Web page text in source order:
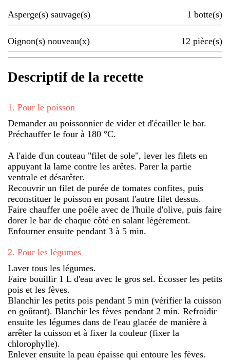
Asperge(s) sauvage(s) 1 botte(s)
Oignon(s) nouveau(x) 12 pièce(s)
Descriptif de la recette
1 . Pour le poisson
Demander au poissonnier de vider et d'écailler le bar.
Préchauffer le four à 180 °C.
A l'aide d'un couteau "filet de sole", lever les filets en
appuyant la lame contre les arêtes. Parer la partie
ventrale et désarêter.
Recouvrir un filet de purée de tomates confites, puis
reconstituer le poisson en posant l'autre filet dessus.
Faire chauffer une poêle avec de l'huile d'olive, puis faire
dorer le bar de chaque côté en salant légèrement.
Enfourner ensuite pendant 3 à 5 min.
2. Pour les légumes
Laver tous les légumes.
Faire bouillir 1 L d'eau avec le gros sel. Écosser les petits
pois et les fèves.
Blanchir les petits pois pendant 5 min (vérifier la cuisson
en goûtant). Blanchir les fèves pendant 2 min. Refroidir
ensuite les légumes dans de l'eau glacée de manière à
arrêter la cuisson et à fixer la couleur (fixer la
chlorophylle).
Enlever ensuite la peau épaisse qui entoure les fèves.